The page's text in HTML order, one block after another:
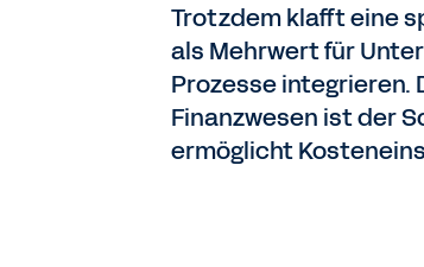
Trotzdem klafft eine
als Mehrwert für
Prozesse integrieren.
Finanzwesen ist der
ermöglicht